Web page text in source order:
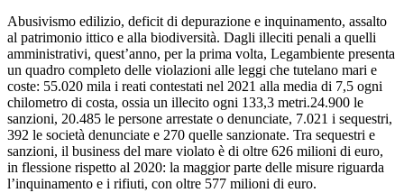
Abusivismo edilizio, deficit di depurazione e inquinamento, assalto
al patrimonio ittico e alla biodiversità. Dagli illeciti penali a quelli
amministrativi, quest’anno, per la prima volta, Legambiente presenta
un quadro completo delle violazioni alle leggi che tutelano mari e
coste: 55.020 mila i reati contestati nel 2021 alla media di 7,5 ogni
chilometro di costa, ossia un illecito ogni 133,3 metri.24.900 le
sanzioni, 20.485 le persone arrestate o denunciate, 7.021 i sequestri,
392 le società denunciate e 270 quelle sanzionate. Tra sequestri e
sanzioni, il business del mare violato è di oltre 626 milioni di euro,
in flessione rispetto al 2020: la maggior parte delle misure riguarda
l’inquinamento e i rifiuti, con oltre 577 milioni di euro.